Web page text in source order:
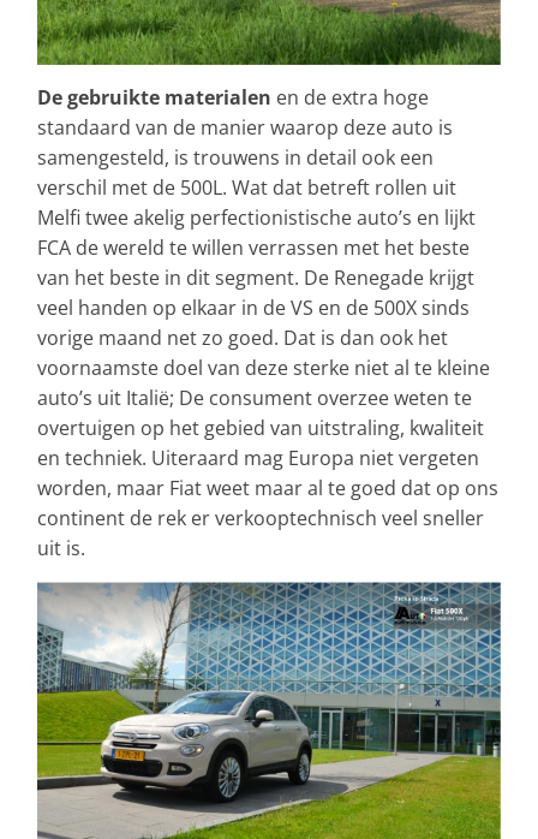
De gebruikte materialen en de extra hoge
standaard van de manier waarop deze auto is
samengesteld, is trouwens in detail ook een
verschil met de 500L. Wat dat betreft rollen uit
Melfi twee akelig perfectionistische auto’s en lijkt
FCA de wereld te willen verrassen met het beste
van het beste in dit segment. De Renegade krijgt
veel handen op elkaar in de VS en de 500X sinds
vorige maand net zo goed. Dat is dan ook het
voornaamste doel van deze sterke niet al te kleine
auto’s uit Italië; De consument overzee weten te
overtuigen op het gebied van uitstraling, kwaliteit
en techniek. Uiteraard mag Europa niet vergeten
worden, maar Fiat weet maar al te goed dat op ons
continent de rek er verkooptechnisch veel sneller
uit is.